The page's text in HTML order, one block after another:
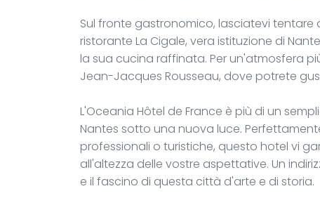
Sul fronte gastronomico, lasciatevi tentare
ristorante La Cigale, vera istituzione di
la sua cucina raffinata. Per un'atmosfera
Jean-Jacques Rousseau, dove potrete
L'Oceania Hôtel de France è più di un
Nantes sotto una nuova luce.
professionali o turistiche, questo hotel vi
all'altezza delle vostre aspettative. Un
e il fascino di questa città d'arte e di storia.